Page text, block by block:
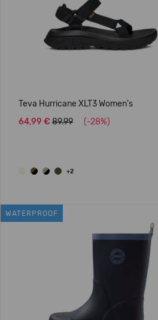
Teva Hurricane XLT3 Women's
64,99 € 89.99 (-28%)
+2
WATERPROOF